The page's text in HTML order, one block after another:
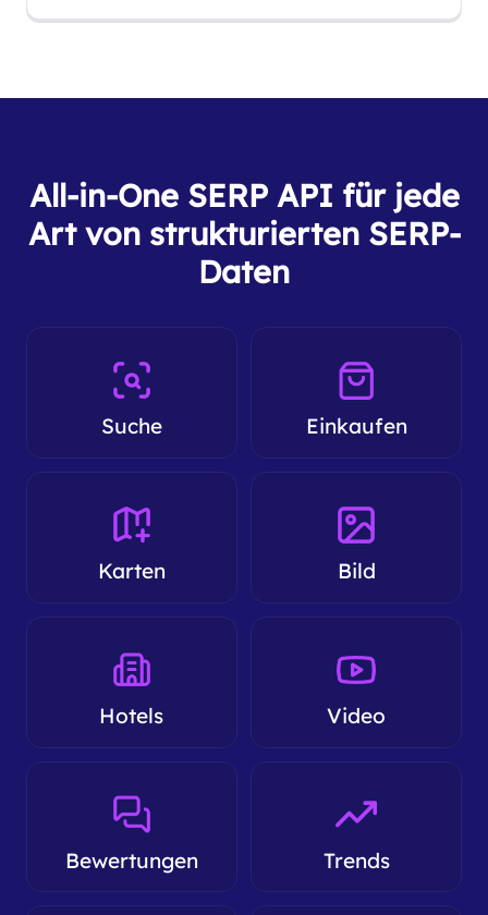
All-in-One SERP API für jede
Art von strukturierten SERP-
Daten
Suche Einkaufen
Karten Bild
Hotels Video
Bewertungen Trends